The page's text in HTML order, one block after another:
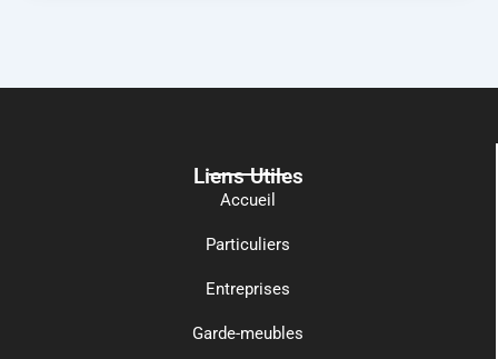
Liens Utiles
Accueil
Particuliers
Entreprises
Garde-meubles